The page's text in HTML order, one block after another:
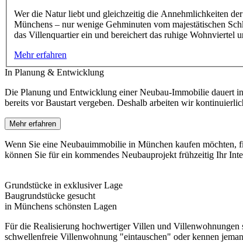
Wer die Natur liebt und gleichzeitig die Annehmlichkeiten
Münchens – nur wenige Gehminuten vom majestätischen
das Villenquartier ein und bereichert das ruhige Wohnviertel
Mehr erfahren
In Planung & Entwicklung
Die Planung und Entwicklung einer Neubau-Immobilie dauert
bereits vor Baustart vergeben. Deshalb arbeiten wir
Mehr erfahren
Wenn Sie eine Neubauimmobilie in München kaufen
können Sie für ein kommendes Neubauprojekt frühzeitig Ihr
Grundstücke in exklusiver Lage
Baugrundstücke gesucht
in Münchens schönsten Lagen
Für die Realisierung hochwertiger Villen und Villenwohnungen
schwellenfreie Villenwohnung "eintauschen" oder kennen